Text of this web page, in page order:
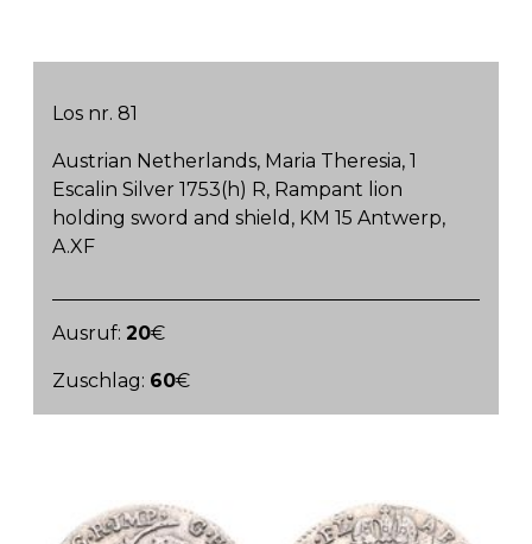
Los nr. 81
Austrian Netherlands, Maria Theresia, 1
Escalin Silver 1753(h) R, Rampant lion
holding sword and shield, KM 15 Antwerp,
A.XF
Ausruf:20€
Zuschlag: 60€